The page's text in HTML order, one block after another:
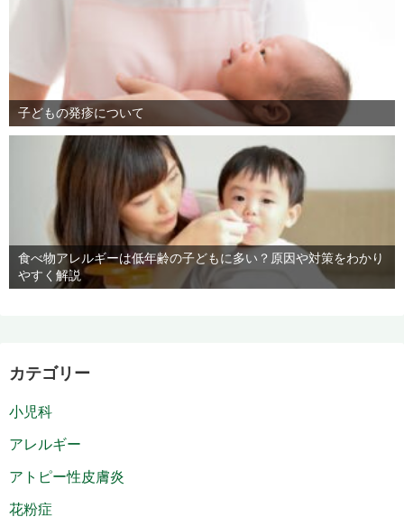
子どもの発疹について
食べ物アレルギーは低年齢の子どもに多い？原因や対策をわかり
やすく解説
カテゴリー
小児科
アレルギー
アトピー性皮膚炎
花粉症